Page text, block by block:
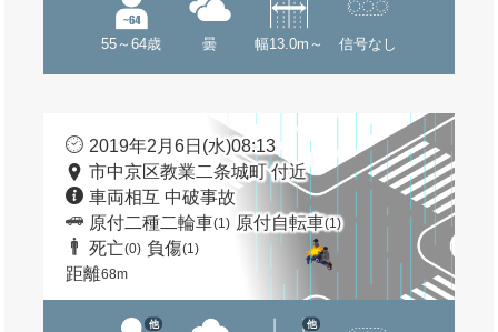
55～64歳 曇 幅13.0m～ 信号なし
2019年2月6日(水)08:13
市中京区教業二条城町 付近
車両相互 中破事故
原付二種二輪車(1) 原付自転車(1)
死亡(0) 負傷(1)
距離68m
他 他